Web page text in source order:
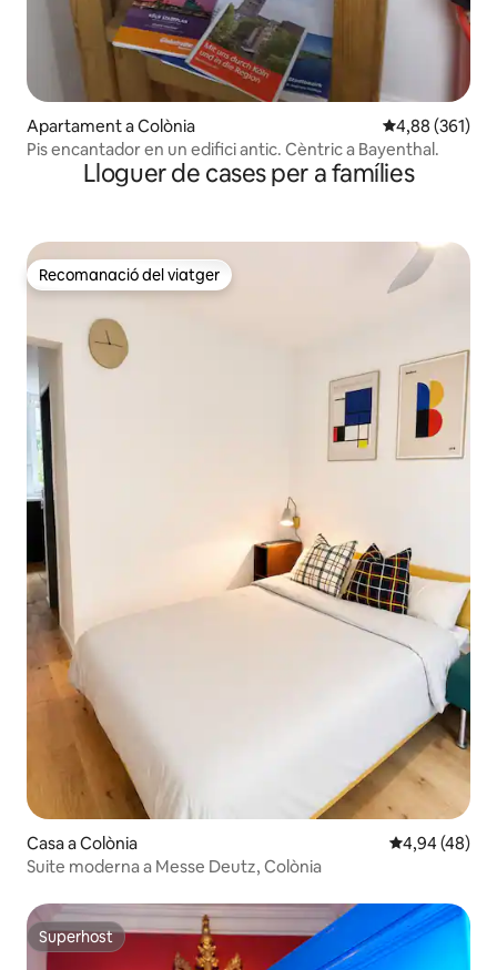
Apartament a Colònia 4,88 de
4,88 (361)
Pis encantador en un edifici antic. Cèntric a Bayenthal.
Lloguer de cases per a famílies
Recomanació del viatger
Recomanació del viatger
Casa a Colònia 4,94 de
4,94 (48)
Suite moderna a Messe Deutz, Colònia
Superhost
Superhost